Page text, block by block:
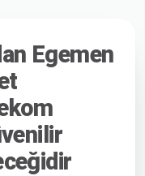
Egemen